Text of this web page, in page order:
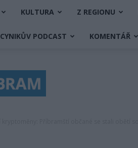
KULTURA Z REGIONU
CYNIKŮV PODCAST KOMENTÁŘ